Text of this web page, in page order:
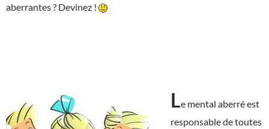
aberrantes ? Devinez !
Le mental aberré est
responsable de toutes